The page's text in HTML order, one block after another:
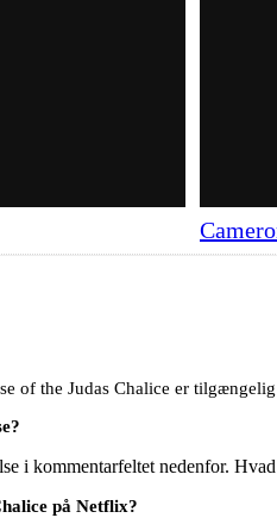
of the Judas Chalice er
i kommentarfeltet nedenfor.
på Netflix?